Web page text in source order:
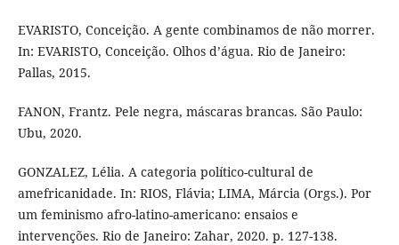
EVARISTO, Conceição. A gente combinamos de não morrer.
In: EVARISTO, Conceição. Olhos d’água. Rio de Janeiro:
Pallas, 2015.
FANON, Frantz. Pele negra, máscaras brancas. São Paulo:
Ubu, 2020.
GONZALEZ, Lélia. A categoria político-cultural de
amefricanidade. In: RIOS, Flávia; LIMA, Márcia (Orgs.). Por
um feminismo afro-latino-americano: ensaios e
intervenções. Rio de Janeiro: Zahar, 2020. p. 127-138.